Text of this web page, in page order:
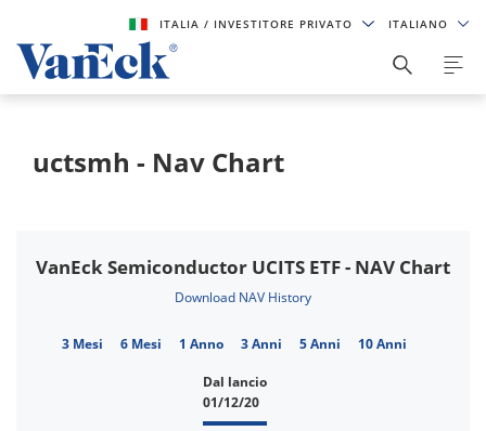
ITALIA/ INVESTITORE PRIVATO ITALIANO
uctsmh - Nav Chart
VanEck Semiconductor UCITS ETF - NAV Chart
Download NAV History
3 Mesi 6 Mesi 1 Anno 3 Anni 5 Anni 10 Anni
Dal lancio
01/12/20